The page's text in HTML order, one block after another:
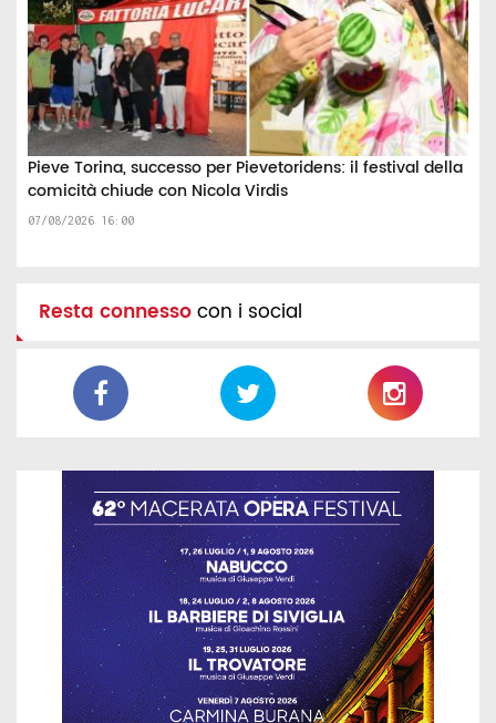
Pieve Torina, successo per Pievetoridens: il festival della
comicità chiude con Nicola Virdis
07/08/2026 16:00
Resta connessocon i social